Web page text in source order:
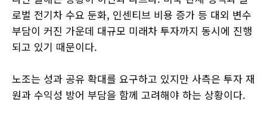
로벌 전기차 수요 둔화, 인센티브 비용 증가 등 대외 변수
부담이 커진 가운데 대규모 미래차 투자까지 동시에 진행
되고 있기 때문이다.
노조는 성과 공유 확대를 요구하고 있지만 사측은 투자 재
원과 수익성 방어 부담을 함께 고려해야 하는 상황이다.